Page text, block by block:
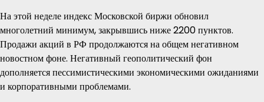
На этой неделе индекс Московской биржи обновил
многолетний минимум, закрывшись ниже 2200 пунктов.
Продажи акций в РФ продолжаются на общем негативном
новостном фоне. Негативный геополитический фон
дополняется пессимистическими экономическими ожиданиями
и корпоративными проблемами.